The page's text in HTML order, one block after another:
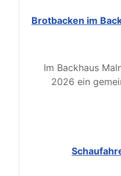
Brotbacken im
Im Backhaus
2026 ein